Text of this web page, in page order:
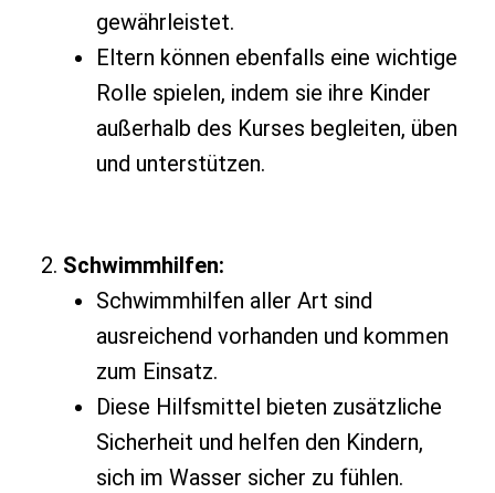
gewährleistet.
Eltern können ebenfalls eine wichtige
Rolle spielen, indem sie ihre Kinder
außerhalb des Kurses begleiten, üben
und unterstützen.
Schwimmhilfen:
Schwimmhilfen aller Art sind
ausreichend vorhanden und kommen
zum Einsatz.
Diese Hilfsmittel bieten zusätzliche
Sicherheit und helfen den Kindern,
sich im Wasser sicher zu fühlen.